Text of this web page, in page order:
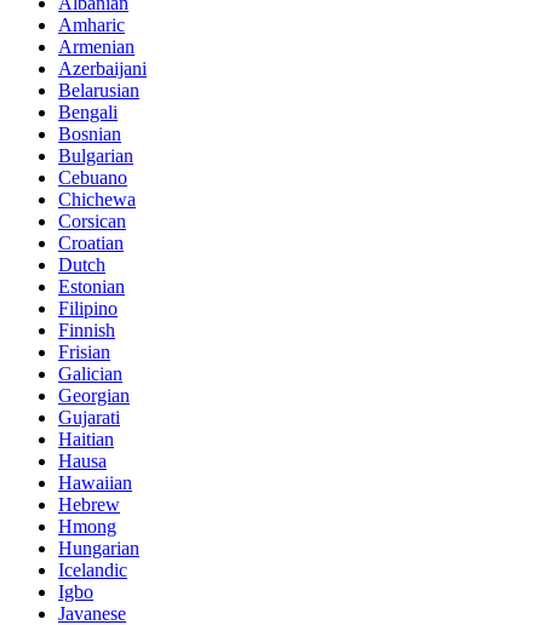
Amharic
Armenian
Azerbaijani
Belarusian
Bengali
Bosnian
Bulgarian
Cebuano
Chichewa
Corsican
Croatian
Dutch
Estonian
Filipino
Finnish
Frisian
Galician
Georgian
Gujarati
Haitian
Hausa
Hawaiian
Hebrew
Hmong
Hungarian
Icelandic
Igbo
Javanese